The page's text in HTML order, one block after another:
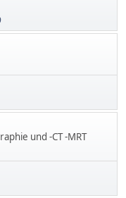
und -CT -MRT